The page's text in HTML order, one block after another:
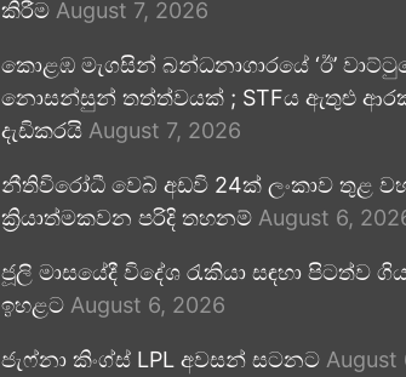
කිරීම August 7, 2026
කොළඹ මැගසින් බන්ධනාගාරයේ ‘ඊ’
නොසන්සුන් තත්ත්වයක් ; STFය ඇතුළු
දැඩිකරයි August 7, 2026
නීතිවිරෝධී වෙබ් අඩවි 24ක් ලංකාව තුළ
ක්‍රියාත්මකවන පරිදි තහනම් August 6,
ජූලි මාසයේදී විදේශ රැකියා සඳහා පිටත්ව
ඉහළට August 6, 2026
ජැෆ්නා කිංග්ස් LPL අවසන් සටනට August